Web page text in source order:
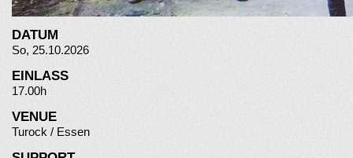
DATUM
So, 25.10.2026
EINLASS
17.00h
VENUE
Turock / Essen